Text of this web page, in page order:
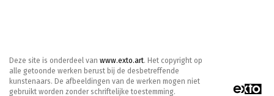
Deze site is onderdeel van www.exto.art. Het copyright op
alle getoonde werken berust bij de desbetreffende
kunstenaars. De afbeeldingen van de werken mogen niet
gebruikt worden zonder schriftelijke toestemming.